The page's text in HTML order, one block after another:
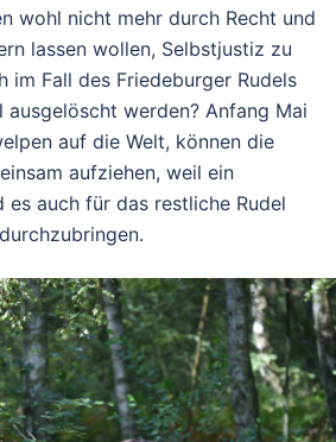
wohl nicht mehr durch Recht und
lassen wollen, Selbstjustiz zu
im Fall des Friedeburger Rudels
ausgelöscht werden? Anfang Mai
auf die Welt, können die
aufziehen, weil ein
auch für das restliche Rudel